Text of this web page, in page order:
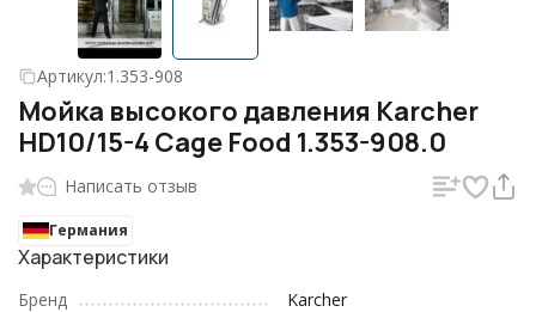
Артикул:1.353-908
Мойка высокого давления Karcher
HD10/15-4 Cage Food 1.353-908.0
Написать отзыв
Германия
Характеристики
Бренд
Karcher